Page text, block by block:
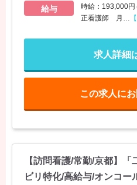
給与
時給：193,000円
正看護師 月 …
求人詳細
この求人に
【訪問看護/常勤/京都】
ビリ特化/高給与/オンコー